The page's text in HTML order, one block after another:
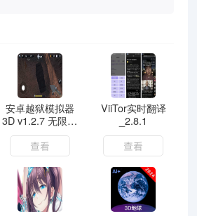
安卓越狱模拟器
3D v1.2.7 无限金
钱
查看
ViiTor实时翻译
_2.8.1
查看